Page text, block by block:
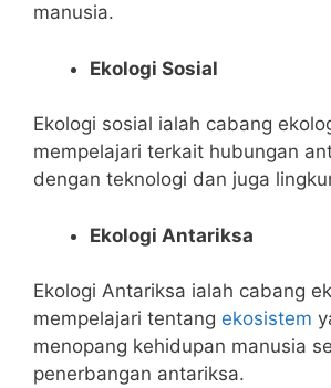
manusia.
Ekologi Sosial
Ekologi sosial ialah cabang
mempelajari terkait hubungan
dengan teknologi dan juga
Ekologi Antariksa
Ekologi Antariksa ialah cabang
mempelajari tentang ekosistem
menopang kehidupan manusia
penerbangan antariksa.